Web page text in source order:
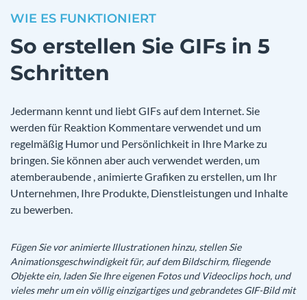
WIE ES FUNKTIONIERT
So erstellen Sie GIFs in 5
Schritten
Jedermann kennt und liebt GIFs auf dem Internet. Sie
werden für Reaktion Kommentare verwendet und um
regelmäßig Humor und Persönlichkeit in Ihre Marke zu
bringen. Sie können aber auch verwendet werden, um
atemberaubende , animierte Grafiken zu erstellen, um Ihr
Unternehmen, Ihre Produkte, Dienstleistungen und Inhalte
zu bewerben.
Fügen Sie vor animierte Illustrationen hinzu, stellen Sie
Animationsgeschwindigkeit für, auf dem Bildschirm, fliegende
Objekte ein, laden Sie Ihre eigenen Fotos und Videoclips hoch, und
vieles mehr um ein völlig einzigartiges und gebrandetes GIF-Bild mit